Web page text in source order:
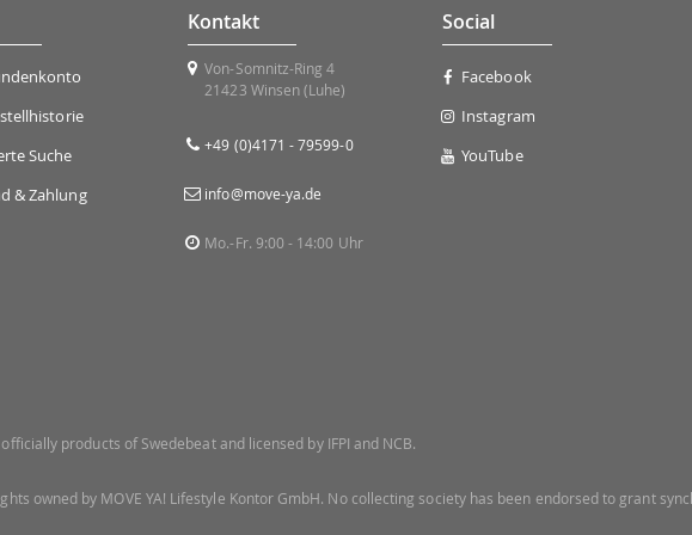
Suche
& Zahlung
Kontakt
Von-Somnitz-Ring 4
21423 Winsen (Luhe)
+49 (0)4171 - 79599-0
info@move-ya.de
Mo.-Fr. 9:00 - 14:00 Uhr
Social
Facebook
Instagram
YouTube
products of Swedebeat and licensed by IFPI and NCB.
owned by MOVE YA! Lifestyle Kontor GmbH. No collecting society has been endorsed to grant